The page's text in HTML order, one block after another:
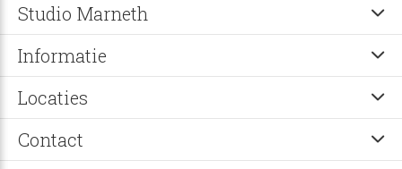
Studio Marneth
Informatie
Locaties
Contact